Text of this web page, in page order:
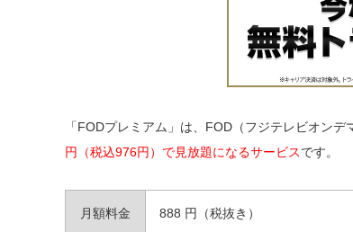
「FODプレミアム」は、FOD（フジテレビオン
円（税込976円）で見放題になるサービスです。
月額料金 888 円（税抜き）